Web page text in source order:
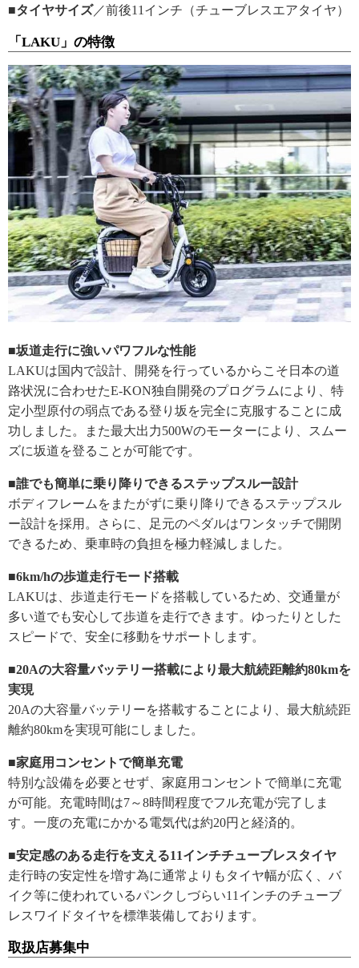
■タイヤサイズ／前後11インチ（チューブレスエアタイヤ）
「LAKU」の特徴
■坂道走行に強いパワフルな性能
LAKUは国内で設計、開発を行っているからこそ日本の道
路状況に合わせたE-KON独自開発のプログラムにより、特
定小型原付の弱点である登り坂を完全に克服することに成
功しました。また最大出力500Wのモーターにより、スムー
ズに坂道を登ることが可能です。
■誰でも簡単に乗り降りできるステップスルー設計
ボディフレームをまたがずに乗り降りできるステップスル
ー設計を採用。さらに、足元のペダルはワンタッチで開閉
できるため、乗車時の負担を極力軽減しました。
■6km/hの歩道走行モード搭載
LAKUは、歩道走行モードを搭載しているため、交通量が
多い道でも安心して歩道を走行できます。ゆったりとした
スピードで、安全に移動をサポートします。
■20Aの大容量バッテリー搭載により最大航続距離約80kmを
実現
20Aの大容量バッテリーを搭載することにより、最大航続距
離約80kmを実現可能にしました。
■家庭用コンセントで簡単充電
特別な設備を必要とせず、家庭用コンセントで簡単に充電
が可能。充電時間は7～8時間程度でフル充電が完了しま
す。一度の充電にかかる電気代は約20円と経済的。
■安定感のある走行を支える11インチチューブレスタイヤ
走行時の安定性を増す為に通常よりもタイヤ幅が広く、バ
イク等に使われているパンクしづらい11インチのチューブ
レスワイドタイヤを標準装備しております。
取扱店募集中